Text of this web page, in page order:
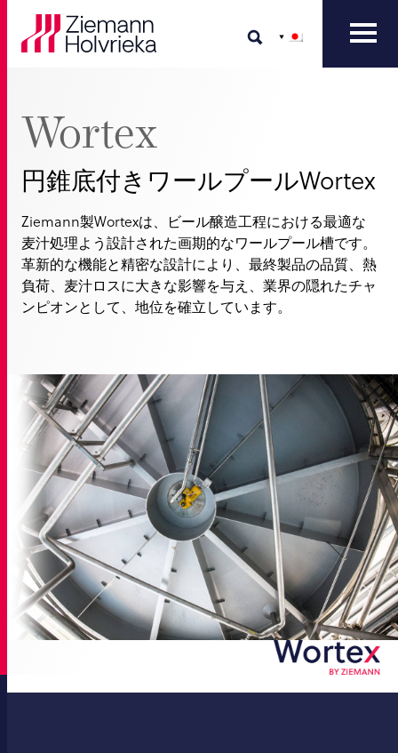
Wortex
円錐底付きワールプールWortex
Ziemann製Wortexは、ビール醸造工程における最適な
麦汁処理よう設計された画期的なワールプール槽です。
革新的な機能と精密な設計により、最終製品の品質、熱
負荷、麦汁ロスに大きな影響を与え、業界の隠れたチャ
ンピオンとして、地位を確立しています。